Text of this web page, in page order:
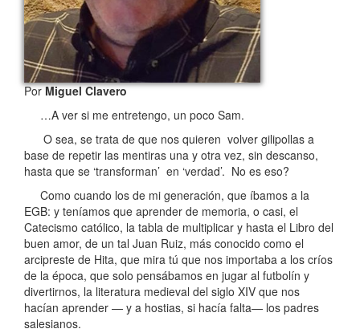
PorMiguel Clavero
…A ver si me entretengo, un poco Sam.
O sea, se trata de que nos quieren volver gilipollas a
base de repetir las mentiras una y otra vez, sin descanso,
hasta que se ‘transforman’ en ‘verdad’. No es eso?
Como cuando los de mi generación, que íbamos a la
EGB: y teníamos que aprender de memoria, o casi, el
Catecismo católico, la tabla de multiplicar y hasta el Libro del
buen amor, de un tal Juan Ruiz, más conocido como el
arcipreste de Hita, que mira tú que nos importaba a los críos
de la época, que solo pensábamos en jugar al futbolín y
divertirnos, la literatura medieval del siglo XIV que nos
hacían aprender — y a hostias, si hacía falta— los padres
salesianos.